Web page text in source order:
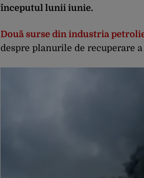
începutul lunii iunie.
Două surse din industria
despre planurile de recuperare